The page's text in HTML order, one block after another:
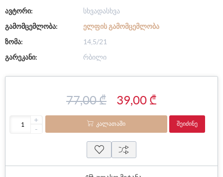
ავტორი:
სხვადასხვა
გამომცემლობა:
ᲔᲚᲤᲘᲡ ᲒᲐᲛᲝᲛᲪᲔᲛᲚᲝᲑᲐ
ზომა:
14,5/21
გარეკანი:
რბილი
77,00 ₾ 39,00 ₾
+
-
ᲙᲐᲚᲐᲗᲐᲨᲘ ᲨᲔᲘᲫᲘᲜᲔ